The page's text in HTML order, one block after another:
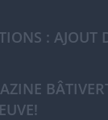
: AJOUT